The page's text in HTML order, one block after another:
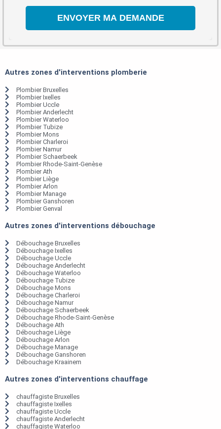
Autres zones d'interventions plomberie
Plombier Bruxelles
Plombier Ixelles
Plombier Uccle
Plombier Anderlecht
Plombier Waterloo
Plombier Tubize
Plombier Mons
Plombier Charleroi
Plombier Namur
Plombier Schaerbeek
Plombier Rhode-Saint-Genèse
Plombier Ath
Plombier Liège
Plombier Arlon
Plombier Manage
Plombier Ganshoren
Plombier Genval
Autres zones d'interventions débouchage
Débouchage Bruxelles
Débouchage Ixelles
Débouchage Uccle
Débouchage Anderlecht
Débouchage Waterloo
Débouchage Tubize
Débouchage Mons
Débouchage Charleroi
Débouchage Namur
Débouchage Schaerbeek
Débouchage Rhode-Saint-Genèse
Débouchage Ath
Débouchage Liège
Débouchage Arlon
Débouchage Manage
Débouchage Ganshoren
Débouchage Kraainem
Autres zones d'interventions chauffage
chauffagiste Bruxelles
chauffagiste Ixelles
chauffagiste Uccle
chauffagiste Anderlecht
chauffagiste Waterloo